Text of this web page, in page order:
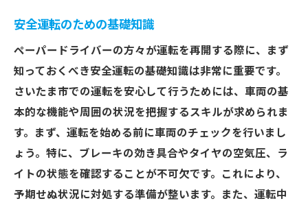
安全運転のための基礎知識
ペーパードライバーの方々が運転を再開する際に、まず
知っておくべき安全運転の基礎知識は非常に重要です。
さいたま市での運転を安心して行うためには、車両の基
本的な機能や周囲の状況を把握するスキルが求められま
す。まず、運転を始める前に車両のチェックを行いまし
ょう。特に、ブレーキの効き具合やタイヤの空気圧、ラ
イトの状態を確認することが不可欠です。これにより、
予期せぬ状況に対処する準備が整います。また、運転中